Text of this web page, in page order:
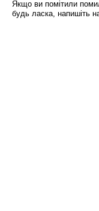
Якщо ви помітили
будь ласка, напишіть